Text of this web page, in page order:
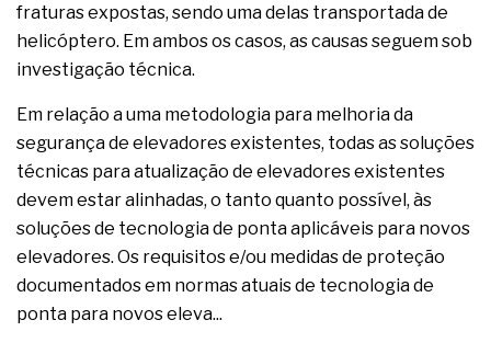
fraturas expostas, sendo uma delas transportada de
helicóptero. Em ambos os casos, as causas seguem sob
investigação técnica.
Em relação a uma metodologia para melhoria da
segurança de elevadores existentes, todas as soluções
técnicas para atualização de elevadores existentes
devem estar alinhadas, o tanto quanto possível, às
soluções de tecnologia de ponta aplicáveis para novos
elevadores. Os requisitos e/ou medidas de proteção
documentados em normas atuais de tecnologia de
ponta para novos eleva...